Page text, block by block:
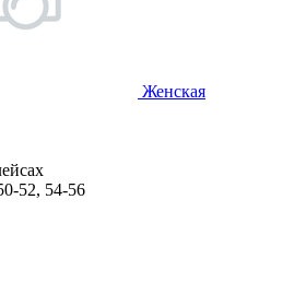
Женская
52, 54-56